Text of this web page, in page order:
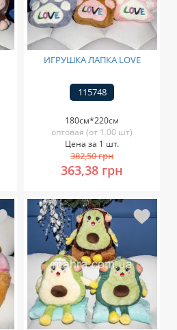
ИГРУШКА ЛАПКА LOVE
115748
180см*220см
оптовая (от 1.00 шт)
Цена за 1 шт.
382,50 грн
363,38 грн